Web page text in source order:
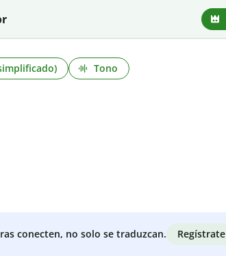
Tono
conecten, no solo se traduzcan. Regístrate